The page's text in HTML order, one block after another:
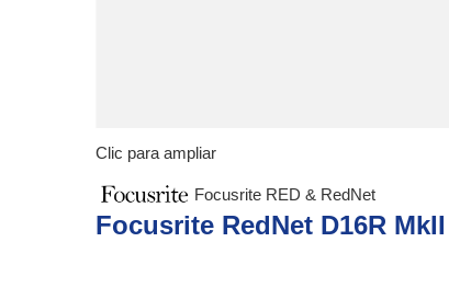
Clic para ampliar
Focusrite RED & RedNet
Focusrite RedNet D16R